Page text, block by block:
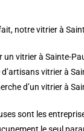
notre vitrier à
vitrier à Sainte-
vitrier à
d’un vitrier à
sont les